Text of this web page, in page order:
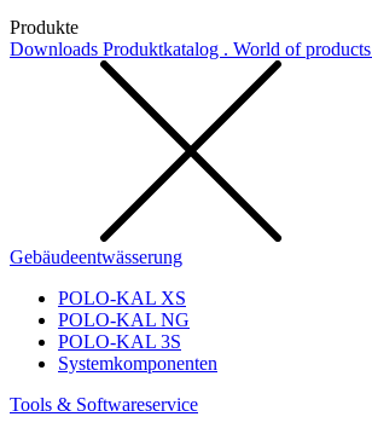
Produkte
Downloads Produktkatalog . World of products
Gebäudeentwässerung
POLO-KAL XS
POLO-KAL NG
POLO-KAL 3S
Systemkomponenten
Tools & Softwareservice